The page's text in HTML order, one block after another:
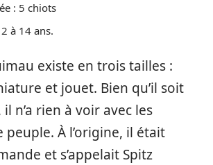
: 5 chiots
à 14 ans.
existe en trois tailles :
et jouet. Bien qu’il soit
n’a rien à voir avec les
peuple. À l’origine, il était
et s’appelait Spitz